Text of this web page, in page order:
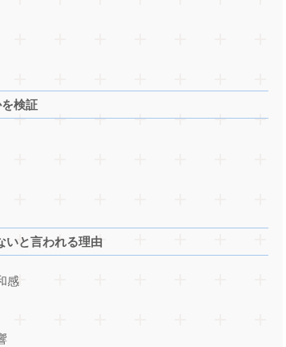
検証
いと言われる理由
感